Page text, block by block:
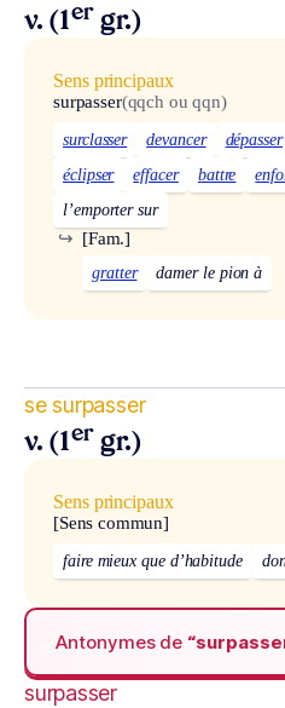
v. (1er gr.)
Sens principaux
surpasser(qqch ou qqn)
surclasser devancer dépasser
éclipser
effacer battre
l’emporter sur
[Fam.]
↪
gratter damer le pion à
se surpasser
v. (1er gr.)
Sens principaux
[Sens commun]
faire mieux que d’habitude
Antonymes de
surpasser